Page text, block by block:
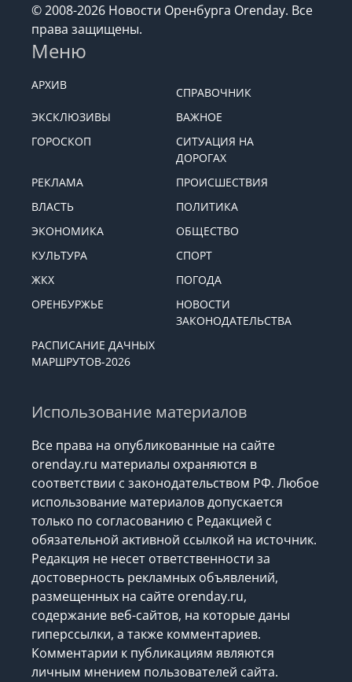
© 2008-2026 Новости Оренбурга Orenday. Все
права защищены.
Меню
АРХИВ
СПРАВОЧНИК
ЭКСКЛЮЗИВЫ
ВАЖНОЕ
ГОРОСКОП
СИТУАЦИЯ НА
ДОРОГАХ
РЕКЛАМА
ПРОИСШЕСТВИЯ
ВЛАСТЬ
ПОЛИТИКА
ЭКОНОМИКА
ОБЩЕСТВО
КУЛЬТУРА
СПОРТ
ЖКХ
ПОГОДА
ОРЕНБУРЖЬЕ
НОВОСТИ
ЗАКОНОДАТЕЛЬСТВА
РАСПИСАНИЕ ДАЧНЫХ
МАРШРУТОВ-2026
Использование материалов
Все права на опубликованные на сайте
orenday.ru материалы охраняются в
соответствии с законодательством РФ. Любое
использование материалов допускается
только по согласованию с Редакцией с
обязательной активной ссылкой на источник.
Редакция не несет ответственности за
достоверность рекламных объявлений,
размещенных на сайте orenday.ru,
содержание веб-сайтов, на которые даны
гиперссылки, а также комментариев.
Комментарии к публикациям являются
личным мнением пользователей сайта.